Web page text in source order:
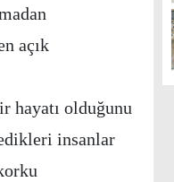
açık
hayatı olduğunu
insanlar